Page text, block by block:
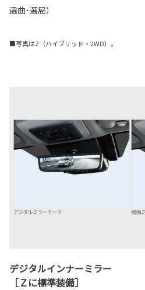
選曲･選局）
■写真はZ（ハイブリッド・2WD）。
デジタルインナーミラー
［Ｚに標準装備］